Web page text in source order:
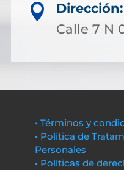

Dirección:
Calle 7 N
• Términos y
• Política de
Personales
• Políticas de